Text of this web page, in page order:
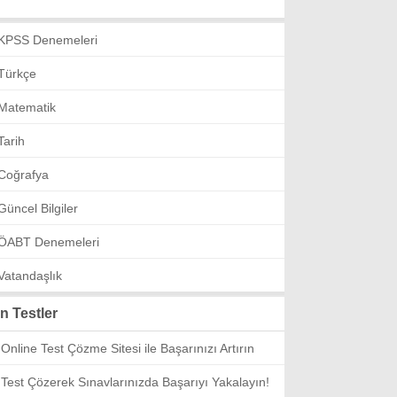
Denemeleri
Bilgiler
Denemeleri
Testler
Online Test Çözme Sitesi ile Başarınızı Artırın
Test Çözerek Sınavlarınızda Başarıyı Yakalayın!